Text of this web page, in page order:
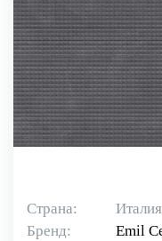
Страна:
Италия
Бренд:
Emil